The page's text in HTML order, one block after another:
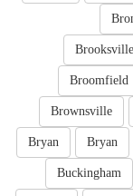
Brooksville
Broomfield
Brownsville
Bryan
Bryan
Buckingham